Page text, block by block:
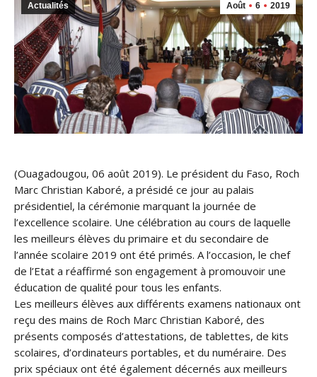
Août 6 2019
Actualités
(Ouagadougou, 06 août 2019). Le président du Faso, Roch
Marc Christian Kaboré, a présidé ce jour au palais
présidentiel, la cérémonie marquant la journée de
l’excellence scolaire. Une célébration au cours de laquelle
les meilleurs élèves du primaire et du secondaire de
l’année scolaire 2019 ont été primés. A l’occasion, le chef
de l’Etat a réaffirmé son engagement à promouvoir une
éducation de qualité pour tous les enfants.
Les meilleurs élèves aux différents examens nationaux ont
reçu des mains de Roch Marc Christian Kaboré, des
présents composés d’attestations, de tablettes, de kits
scolaires, d’ordinateurs portables, et du numéraire. Des
prix spéciaux ont été également décernés aux meilleurs